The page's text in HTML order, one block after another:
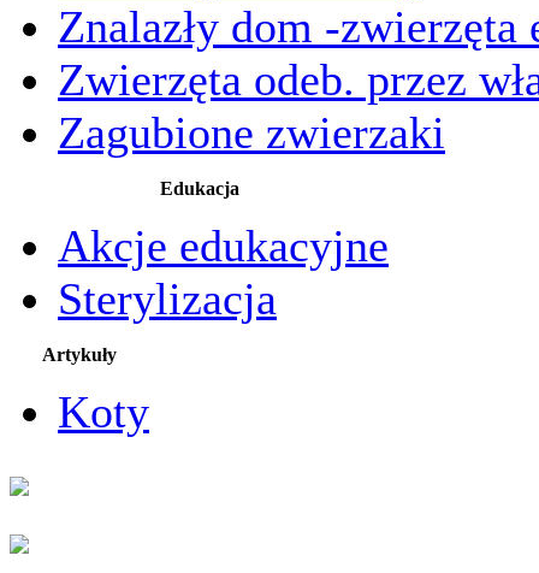
Znalazły dom -zwierzęta
Zwierzęta odeb. przez
Zagubione zwierzaki
Edukacja
Akcje edukacyjne
Sterylizacja
Artykuły
Koty